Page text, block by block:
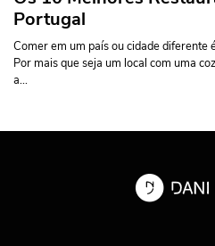
Portugal
Comer em um país ou cidade
Por mais que seja um local com uma
a...